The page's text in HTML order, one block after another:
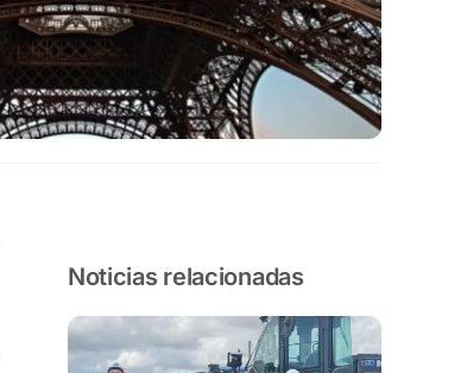
Noticias relacionadas